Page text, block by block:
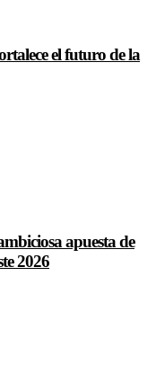
el futuro de la
apuesta de
2026